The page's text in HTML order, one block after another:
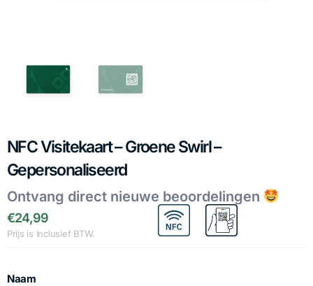
NFC Visitekaart – Groene Swirl –
Gepersonaliseerd
Ontvang direct nieuwe beoordelingen
€24,99
Prijs is inclusief BTW.
Naam